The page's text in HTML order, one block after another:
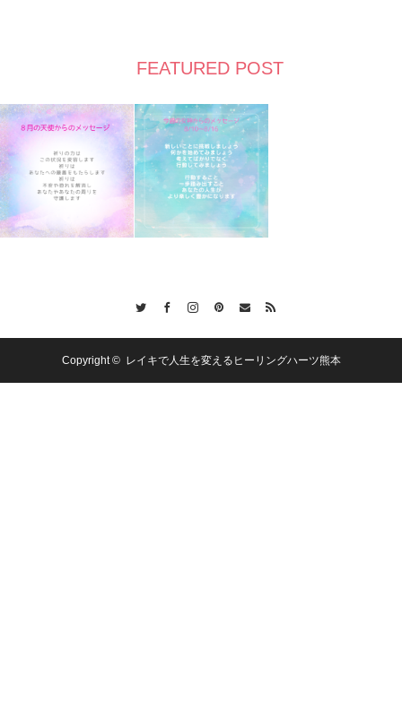
FEATURED POST
Copyright © レイキで人生を変えるヒーリングハーツ熊本